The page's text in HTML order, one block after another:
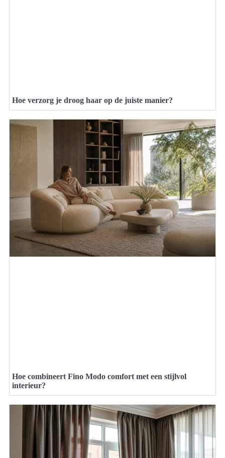
Hoe verzorg je droog haar op de juiste manier?
Hoe combineert Fino Modo comfort met een stijlvol
interieur?